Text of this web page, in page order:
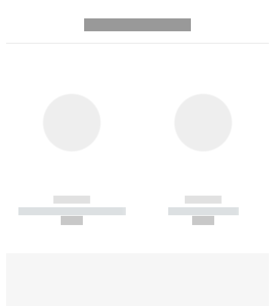
------------
----------- ----------- -----------
------------
----------- -----------